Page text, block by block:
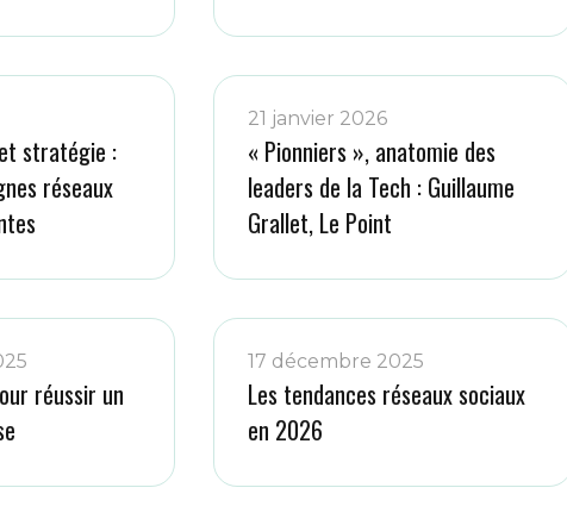
stratégie :
réseaux
21 janvier 2026
« Pionniers », anatomie des
leaders de la Tech : Guillaume
Grallet, Le Point
réussir un
17 décembre 2025
Les tendances réseaux sociaux
en 2026